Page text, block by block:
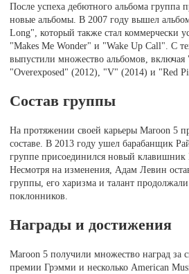
После успеха дебютного альбома группа
новые альбомы. В 2007 году вышел
Long", который также стал коммерчески
"Makes Me Wonder" и "Wake Up Call". С
выпустили множество альбомов,
"Overexposed" (2012), "V" (2014) и "Red
Состав группы
На протяжении своей карьеры Maroon 5
составе. В 2013 году ушел барабанщик
группе присоединился новый
Несмотря на изменения, Адам Левин
группы, его харизма и талант
поклонников.
Награды и достижения
Maroon 5 получили множество наград за
премии Грэмми и несколько American